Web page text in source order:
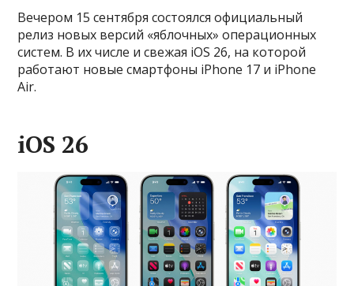
Вечером 15 сентября состоялся официальный
релиз новых версий «яблочных» операционных
систем. В их числе и свежая iOS 26, на которой
работают новые смартфоны iPhone 17 и iPhone
Air.
iOS 26